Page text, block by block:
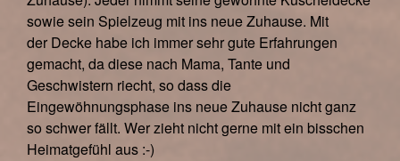
sowie sein Spielzeug mit ins neue Zuhause. Mit
der Decke habe ich immer sehr gute Erfahrungen
gemacht, da diese nach Mama, Tante und
Geschwistern riecht, so dass die
Eingewöhnungsphase ins neue Zuhause nicht ganz
so schwer fällt. Wer zieht nicht gerne mit ein bisschen
Heimatgefühl aus :-)